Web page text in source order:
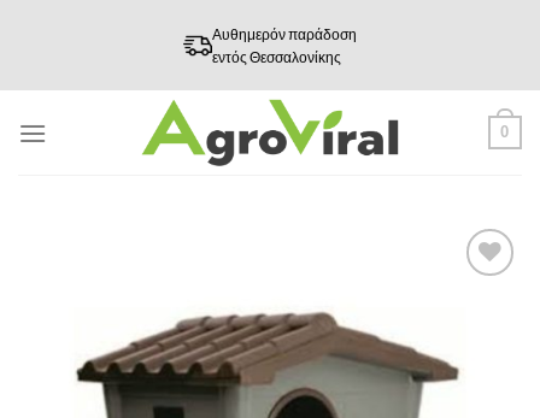
Αυθημερόν παράδοση
εντός Θεσσαλονίκης
0